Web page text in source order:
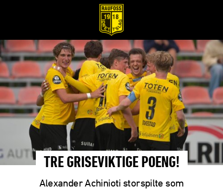
TRE GRISEVIKTIGE POENG!
Alexander Achinioti storspilte som